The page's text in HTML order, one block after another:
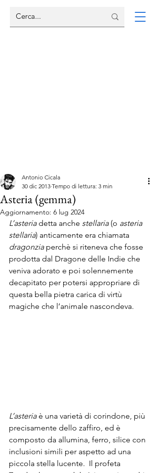
Asteria (gemma)
Antonio Cicala
30 dic 2013 Tempo di lettura: 3 min
Aggiornamento: 6 lug 2024
L’asteria detta anche stellaria (o asteria
stellaria) anticamente era chiamata
dragonzia perchè si riteneva che fosse
prodotta dal Dragone delle Indie che
veniva adorato e poi solennemente
decapitato per potersi appropriare di
questa bella pietra carica di virtù
magiche che l’animale nascondeva.
L’asteria è una varietà di corindone, più
precisamente dello zaffiro, ed è
composto da allumina, ferro, silice con
inclusioni simili per aspetto ad una
piccola stella lucente.  Il profeta